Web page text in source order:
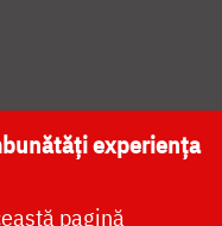
NAȚIONALĂ
experiența
pagină